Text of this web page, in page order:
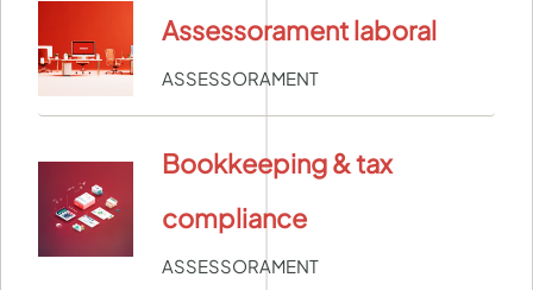
Assessorament laboral
ASSESSORAMENT
Bookkeeping & tax
compliance
ASSESSORAMENT